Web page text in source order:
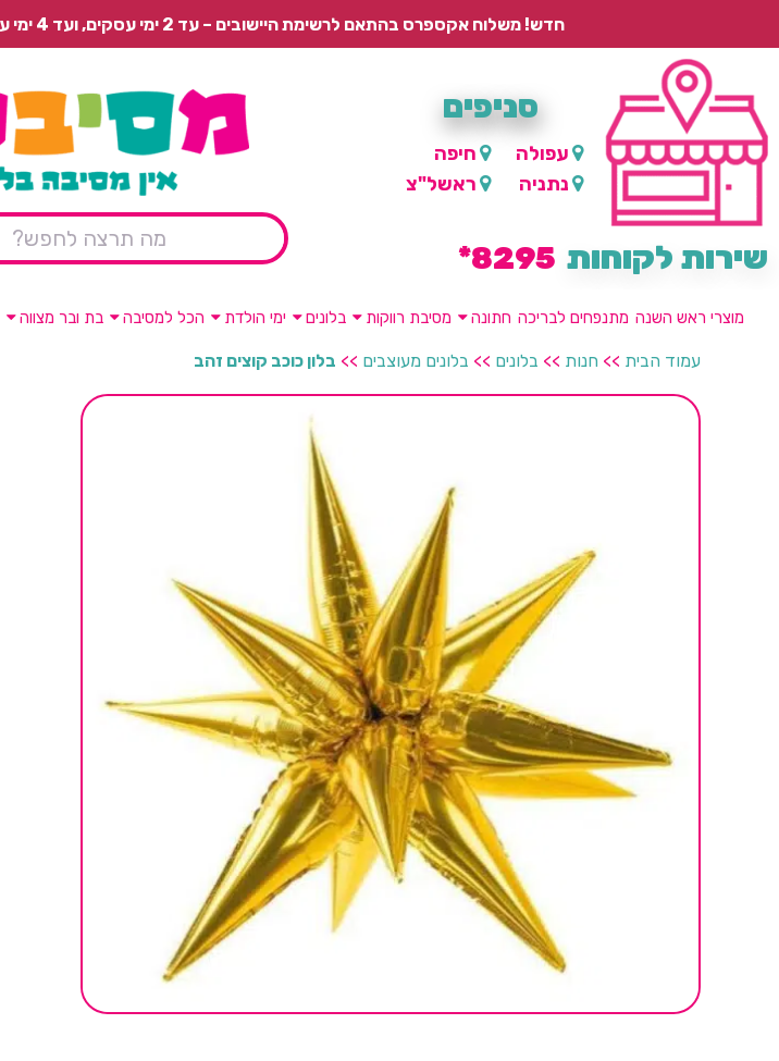
חדש! משלוח אקספרס בהתאם לרשימת היישובים – עד 2 ימי עסקים, ועד 4 ימי עסקים למוצרים ממותגים. משלוח רגיל בתשלום או איסוף עצמי חינם.
סניפים
עפולה
חיפה
נתניה
ראשל"צ
שירות לקוחות 8295*
מוצרי ראש השנה מתנפחים לבריכה חתונה מסיבת רווקות בלונים ימי הולדת הכל למסיבה בת ובר מצווה
עמוד הבית >> חנות >> בלונים >> בלונים מעוצבים >> בלון כוכב קוצים זהב